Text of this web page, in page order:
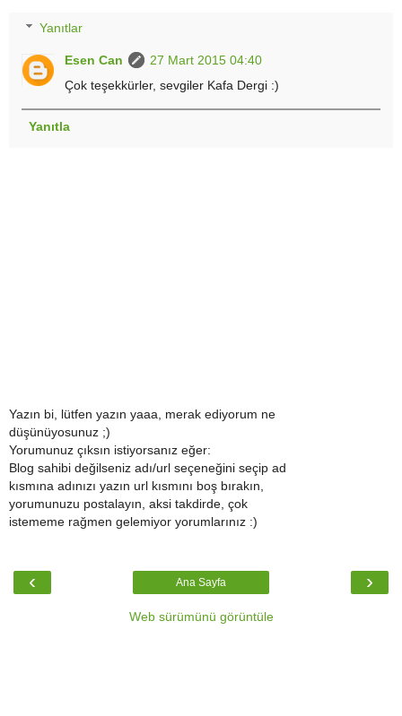
Yanıtlar
Esen Can
27 Mart 2015 04:40
Çok teşekkürler, sevgiler Kafa Dergi :)
Yanıtla
Yazın bi, lütfen yazın yaaa, merak ediyorum ne
düşünüyosunuz ;)
Yorumunuz çıksın istiyorsanız eğer:
Blog sahibi değilseniz adı/url seçeneğini seçip ad
kısmına adınızı yazın url kısmını boş bırakın,
yorumunuzu postalayın, aksi takdirde, çok
istememe rağmen gelemiyor yorumlarınız :)
‹ ›
Ana Sayfa
Web sürümünü görüntüle